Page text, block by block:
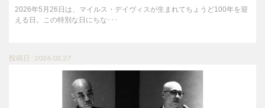
2026年5月26日は、マイルス・デイヴィスが生まれてちょうど100年を迎
える日。この特別な日にちな･･･
投稿日 : 2026.03.27